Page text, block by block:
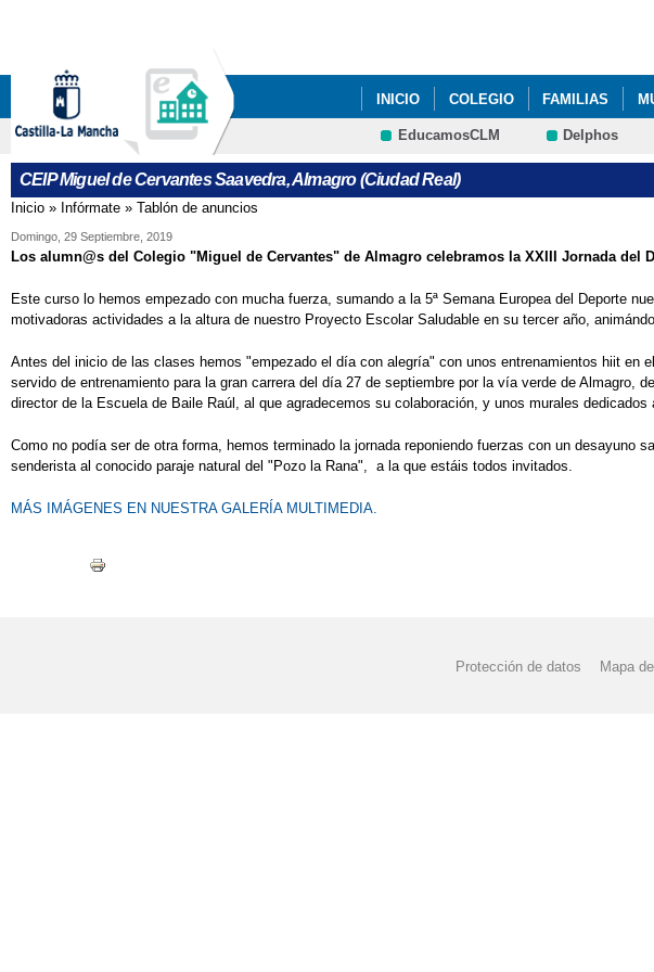
INICIO COLEGIO FAMILIAS
EducamosCLM Delphos
CEIP Miguel de Cervantes Saavedra, Almagro (Ciudad Real)
Se encuentra usted aquí
Inicio » Infórmate » Tablón de anuncios
Domingo, 29 Septiembre, 2019
Los alumn@s del Colegio "Miguel de Cervantes" de Almagro celebramos la XXIII Jornada del
Este curso lo hemos empezado con mucha fuerza, sumando a la 5ª Semana Europea del Deporte
motivadoras actividades a la altura de nuestro Proyecto Escolar Saludable en su tercer año,
Antes del inicio de las clases hemos "empezado el día con alegría" con unos entrenamientos hiit en
servido de entrenamiento para la gran carrera del día 27 de septiembre por la vía verde de
director de la Escuela de Baile Raúl, al que agradecemos su colaboración, y unos murales dedicados
Como no podía ser de otra forma, hemos terminado la jornada reponiendo fuerzas con un
senderista al conocido paraje natural del "Pozo la Rana", a la que estáis todos invitados.
MÁS IMÁGENES EN NUESTRA GALERÍA MULTIMEDIA.
Protección de datos Mapa